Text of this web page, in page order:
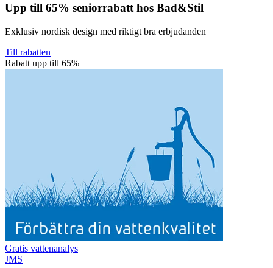
Upp till 65% seniorrabatt hos Bad&Stil
Exklusiv nordisk design med riktigt bra erbjudanden
Till rabatten
Rabatt upp till 65%
Gratis vattenanalys
JMS